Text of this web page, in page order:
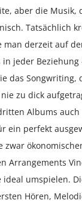
aber die Musik,
Tatsächlich
man derzeit auf
jeder Beziehung
das Songwriting,
zu dick
Albums
ein perfekt
zwar
Arrangements
umspielen.
Hören,